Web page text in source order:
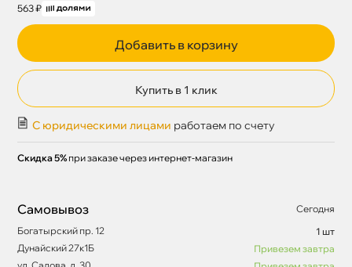
563 ₽
Добавить в корзину
Купить в 1 клик
С юридическими лицами работаем по счету
Скидка 5% при заказе через интернет-магазин
Самовывоз
Сегодня
Богатырский пр. 12
1 шт
Дунайский 27к1Б
Привезем завтра
ул. Салова, д. 30